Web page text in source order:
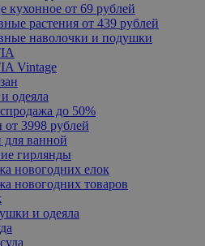
кухонное от 69 рублей
растения от 439 рублей
наволочки и подушки
Vintage
одеяла
до 50%
3998 рублей
ванной
гирлянды
новогодних елок
новогодних товаров
и одеяла